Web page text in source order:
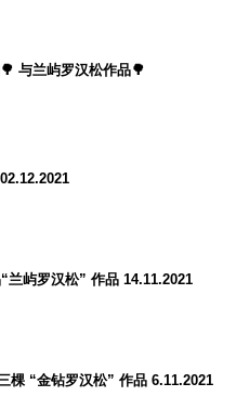
与兰屿罗汉松作品🌳
兰屿罗汉松” 作品 14.11.2021
棵 “金钻罗汉松” 作品 6.11.2021